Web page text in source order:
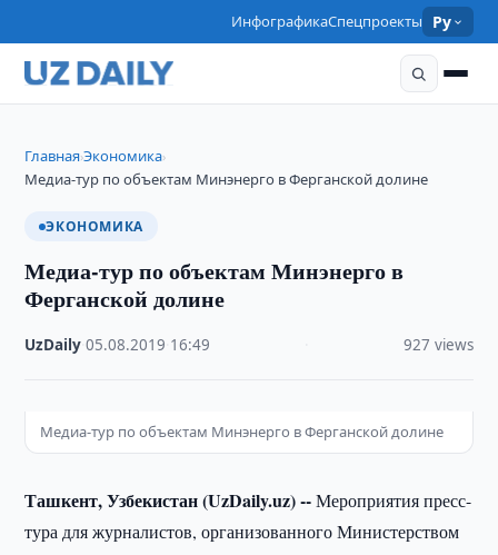
ИнфографикаСпецпроекты Ру
Главная›Экономика›
Медиа-тур по объектам Минэнерго в Ферганской долине
ЭКОНОМИКА
Медиа-тур по объектам Минэнерго в
Ферганской долине
UzDaily ·05.08.2019 16:49 927 views
Медиа-тур по объектам Минэнерго в Ферганской долине
Ташкент, Узбекистан (UzDaily.uz) --Мероприятия пресс-
тура для журналистов, организованного Министерством